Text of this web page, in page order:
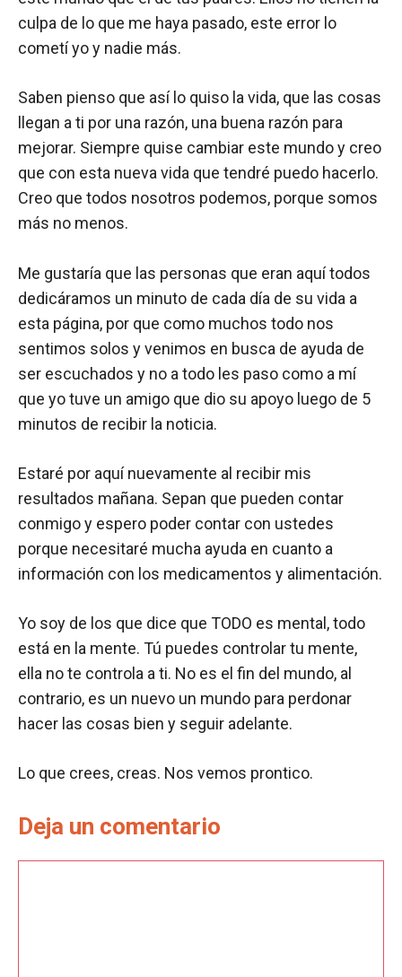
culpa de lo que me haya pasado, este error lo
cometí yo y nadie más.
Saben pienso que así lo quiso la vida, que las cosas
llegan a ti por una razón, una buena razón para
mejorar. Siempre quise cambiar este mundo y creo
que con esta nueva vida que tendré puedo hacerlo.
Creo que todos nosotros podemos, porque somos
más no menos.
Me gustaría que las personas que eran aquí todos
dedicáramos un minuto de cada día de su vida a
esta página, por que como muchos todo nos
sentimos solos y venimos en busca de ayuda de
ser escuchados y no a todo les paso como a mí
que yo tuve un amigo que dio su apoyo luego de 5
minutos de recibir la noticia.
Estaré por aquí nuevamente al recibir mis
resultados mañana. Sepan que pueden contar
conmigo y espero poder contar con ustedes
porque necesitaré mucha ayuda en cuanto a
información con los medicamentos y alimentación.
Yo soy de los que dice que TODO es mental, todo
está en la mente. Tú puedes controlar tu mente,
ella no te controla a ti. No es el fin del mundo, al
contrario, es un nuevo un mundo para perdonar
hacer las cosas bien y seguir adelante.
Lo que crees, creas. Nos vemos prontico.
Deja un comentario